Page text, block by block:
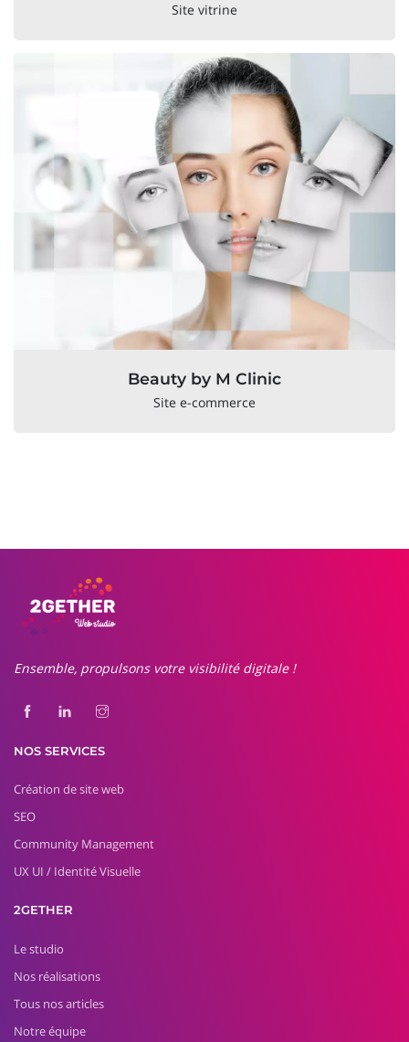
Site vitrine
Beauty by M Clinic
Site e-commerce
Ensemble, propulsons votre visibilité digitale !
NOS SERVICES
Création de site web
SEO
Community Management
UX UI / Identité Visuelle
2GETHER
Le studio
Nos réalisations
Tous nos articles
Notre équipe